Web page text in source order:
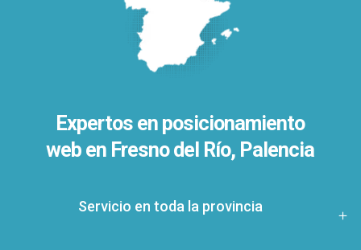
Expertos en posicionamiento
web en Fresno del Río, Palencia
Servicio en toda la provincia